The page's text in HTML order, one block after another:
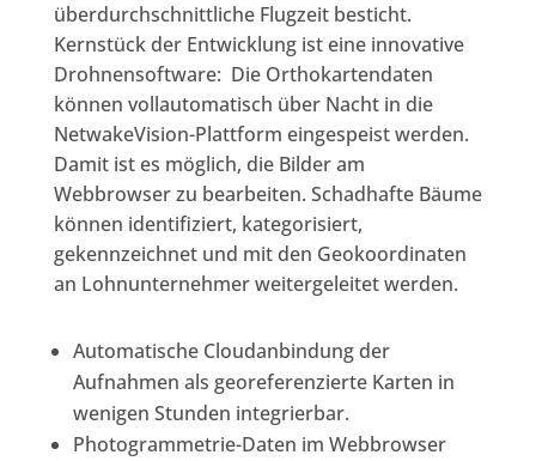
überdurchschnittliche Flugzeit besticht.
Kernstück der Entwicklung ist eine innovative
Drohnensoftware: Die Orthokartendaten
können vollautomatisch über Nacht in die
NetwakeVision-Plattform eingespeist werden.
Damit ist es möglich, die Bilder am
Webbrowser zu bearbeiten. Schadhafte Bäume
können identifiziert, kategorisiert,
gekennzeichnet und mit den Geokoordinaten
an Lohnunternehmer weitergeleitet werden.
Automatische Cloudanbindung der
Aufnahmen als georeferenzierte Karten in
wenigen Stunden integrierbar.
Photogrammetrie-Daten im Webbrowser